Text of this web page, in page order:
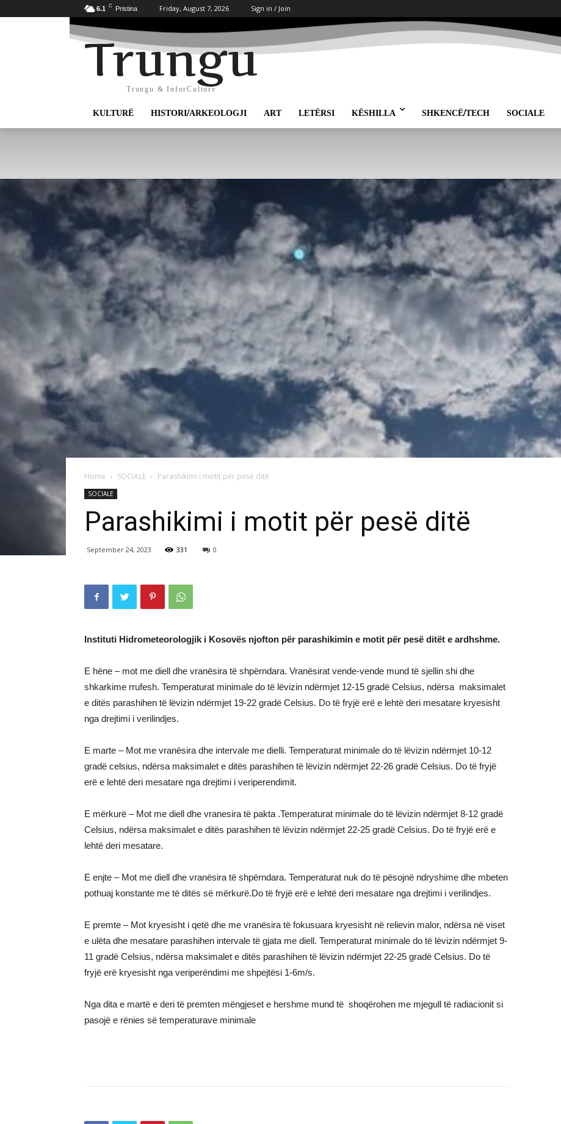
6.1 C Pristina Friday, August 7, 2026 Sign in / Join
Trungu
Trungu & InforCulture
KULTURË HISTORI/ARKEOLOGJI ART LETËRSI KËSHILLA SHKENCË/TECH SOCIALE
Home SOCIALE Parashikimi i motit për pesë ditë
SOCIALE
Parashikimi i motit për pesë ditë
September 24, 2023 331 0
Instituti Hidrometeorologjik i Kosovës njofton për parashikimin e motit për pesë ditët e ardhshme.
E hëne – mot me diell dhe vranësira të shpërndara. Vranësirat vende-vende mund të sjellin shi dhe
shkarkime rrufesh. Temperaturat minimale do të lëvizin ndërmjet 12-15 gradë Celsius, ndërsa maksimalet
e ditës parashihen të lëvizin ndërmjet 19-22 gradë Celsius. Do të fryjë erë e lehtë deri mesatare kryesisht
nga drejtimi i verilindjes.
E marte – Mot me vranësira dhe intervale me dielli. Temperaturat minimale do të lëvizin ndërmjet 10-12
gradë celsius, ndërsa maksimalet e ditës parashihen të lëvizin ndërmjet 22-26 gradë Celsius. Do të fryjë
erë e lehtë deri mesatare nga drejtimi i veriperendimit.
E mërkurë – Mot me diell dhe vranesira të pakta .Temperaturat minimale do të lëvizin ndërmjet 8-12 gradë
Celsius, ndërsa maksimalet e ditës parashihen të lëvizin ndërmjet 22-25 gradë Celsius. Do të fryjë erë e
lehtë deri mesatare.
E enjte – Mot me diell dhe vranësira të shpërndara. Temperaturat nuk do të pësojnë ndryshime dhe mbeten
pothuaj konstante me të ditës së mërkurë.Do të fryjë erë e lehtë deri mesatare nga drejtimi i verilindjes.
E premte – Mot kryesisht i qetë dhe me vranësira të fokusuara kryesisht në relievin malor, ndërsa në viset
e ulëta dhe mesatare parashihen intervale të gjata me diell. Temperaturat minimale do të lëvizin ndërmjet 9-
11 gradë Celsius, ndërsa maksimalet e ditës parashihen të lëvizin ndërmjet 22-25 gradë Celsius. Do të
fryjë erë kryesisht nga veriperëndimi me shpejtësi 1-6m/s.
Nga dita e martë e deri të premten mëngjeset e hershme mund të shoqërohen me mjegull të radiacionit si
pasojë e rënies së temperaturave minimale